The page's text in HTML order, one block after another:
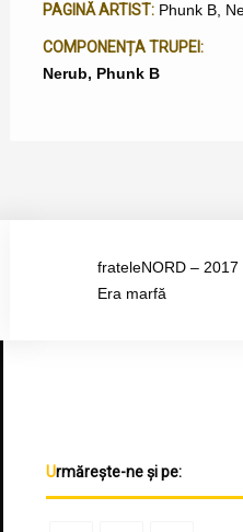
PAGINĂ ARTIST: Phunk B,
COMPONENȚA TRUPEI:
Nerub, Phunk B
frateleNORD – 2017
Era marfă
Urmărește-ne pe Facebook
Urmărește-ne și pe: